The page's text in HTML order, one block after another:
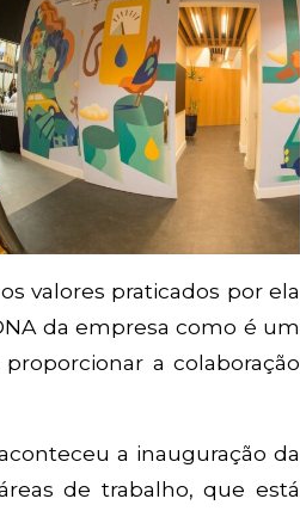
valores praticados por ela
da empresa como é um
a colaboração
a inauguração da
de trabalho, que está